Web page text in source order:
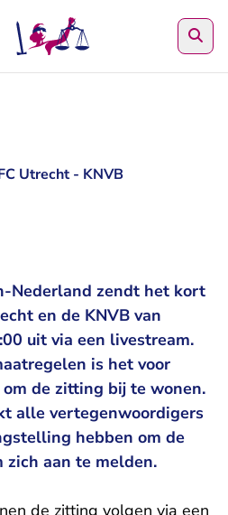
Utrecht - KNVB
Nederland zendt het kort
en de KNVB van
uit via een livestream.
is het voor
de zitting bij te wonen.
alle vertegenwoordigers
hebben om de
zich aan te melden.
de zitting volgen via een